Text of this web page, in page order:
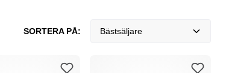
SORTERA PÅ: Bästsäljare